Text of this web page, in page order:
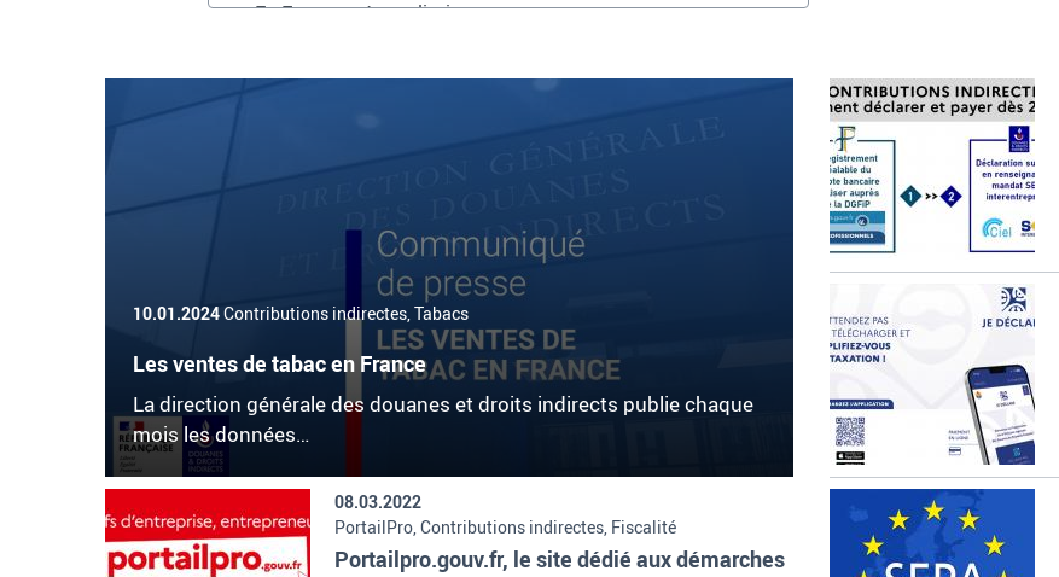
La direction générale des douanes et droits indirects publie chaque
mois les données…
Les ventes de tabac en France
10.01.2024Contributions indirectes, Tabacs
Portailpro.gouv.fr, le site dédié aux démarches
08.03.2022
PortailPro, Contributions indirectes, Fiscalité